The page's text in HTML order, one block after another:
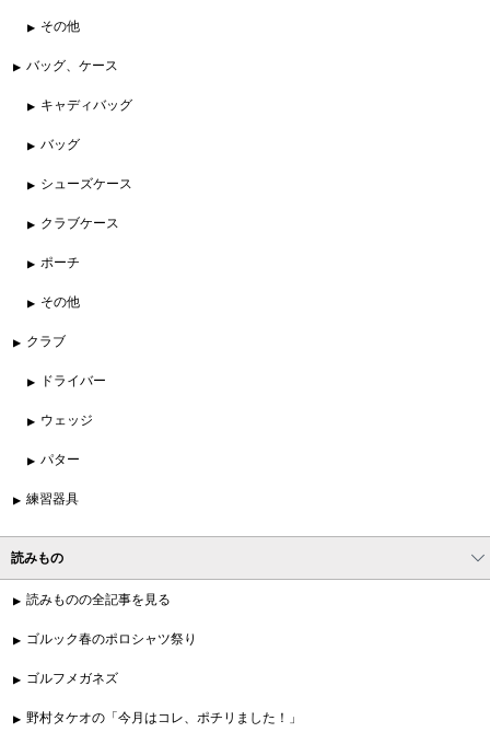
その他
バッグ、ケース
キャディバッグ
バッグ
シューズケース
クラブケース
ポーチ
その他
クラブ
ドライバー
ウェッジ
パター
練習器具
読みもの
読みものの全記事を見る
ゴルック春のポロシャツ祭り
ゴルフメガネズ
野村タケオの「今月はコレ、ポチリました！」